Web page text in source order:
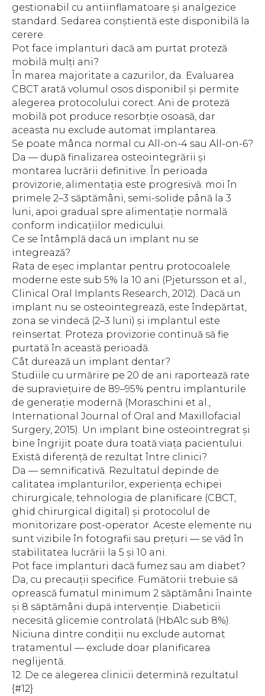
gestionabil cu antiinflamatoare și analgezice
standard. Sedarea conștientă este disponibilă la
cerere.
Pot face implanturi dacă am purtat proteză
mobilă mulți ani?
În marea majoritate a cazurilor, da. Evaluarea
CBCT arată volumul osos disponibil și permite
alegerea protocolului corect. Ani de proteză
mobilă pot produce resorbție osoasă, dar
aceasta nu exclude automat implantarea.
Se poate mânca normal cu All-on-4 sau All-on-6?
Da — după finalizarea osteointegrării și
montarea lucrării definitive. În perioada
provizorie, alimentația este progresivă: moi în
primele 2–3 săptămâni, semi-solide până la 3
luni, apoi gradual spre alimentație normală
conform indicațiilor medicului.
Ce se întâmplă dacă un implant nu se
integrează?
Rata de eșec implantar pentru protocoalele
moderne este sub 5% la 10 ani (Pjetursson et al.,
Clinical Oral Implants Research, 2012). Dacă un
implant nu se osteointegrează, este îndepărtat,
zona se vindecă (2–3 luni) și implantul este
reinsertat. Proteza provizorie continuă să fie
purtată în această perioadă.
Cât durează un implant dentar?
Studiile cu urmărire pe 20 de ani raportează rate
de supraviețuire de 89–95% pentru implanturile
de generație modernă (Moraschini et al.,
International Journal of Oral and Maxillofacial
Surgery, 2015). Un implant bine osteointregrat și
bine îngrijit poate dura toată viața pacientului.
Există diferență de rezultat între clinici?
Da — semnificativă. Rezultatul depinde de
calitatea implanturilor, experiența echipei
chirurgicale, tehnologia de planificare (CBCT,
ghid chirurgical digital) și protocolul de
monitorizare post-operator. Aceste elemente nu
sunt vizibile în fotografii sau prețuri — se văd în
stabilitatea lucrării la 5 și 10 ani.
Pot face implanturi dacă fumez sau am diabet?
Da, cu precauții specifice. Fumătorii trebuie să
oprească fumatul minimum 2 săptămâni înainte
și 8 săptămâni după intervenție. Diabeticii
necesită glicemie controlată (HbA1c sub 8%).
Niciuna dintre condiții nu exclude automat
tratamentul — exclude doar planificarea
neglijentă.
12. De ce alegerea clinicii determină rezultatul
{#12}